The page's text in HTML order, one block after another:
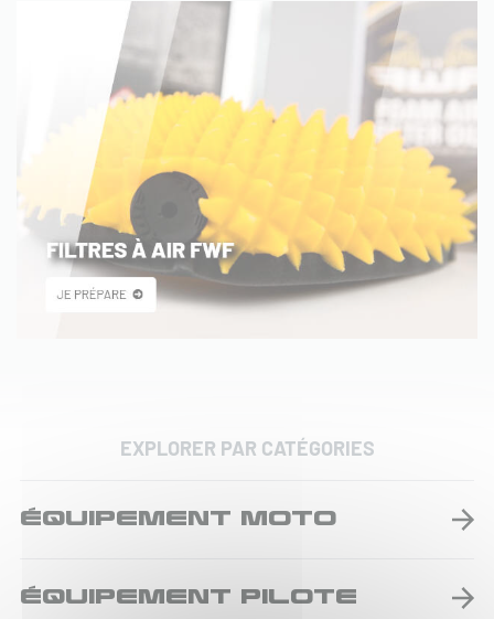
EXPLORER PAR CATÉGORIES
ÉQUIPEMENT MOTO
ÉQUIPEMENT PILOTE